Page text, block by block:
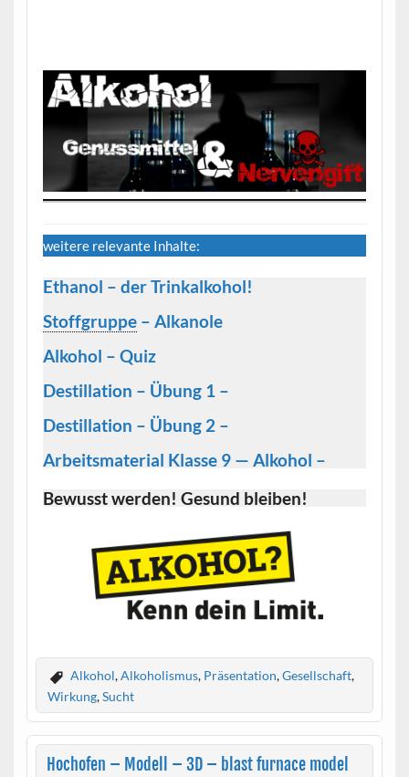
weitere relevante Inhalte:
Ethanol – der Trinkalkohol!
Stoffgruppe– Alkanole
Alkohol – Quiz
Destillation – Übung 1 –
Destillation – Übung 2 –
Arbeitsmaterial Klasse 9 — Alkohol –
Bewusst werden! Gesund bleiben!
Alkohol,Alkoholismus, Präsentation,Gesellschaft,
Wirkung,Sucht
Hochofen – Modell – 3D – blast furnace model